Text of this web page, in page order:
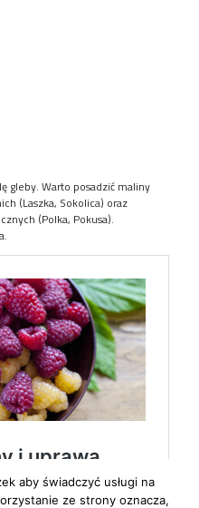
gleby. Warto posadzić maliny
(Laszka, Sokolica) oraz
(Polka, Pokusa).
aby świadczyć usługi na
ze strony oznacza,